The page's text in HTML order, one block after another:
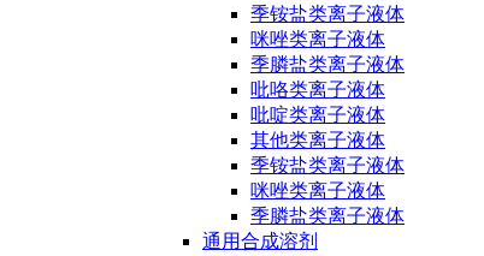
季铵盐类离子液体
咪唑类离子液体
季膦盐类离子液体
吡咯类离子液体
吡啶类离子液体
其他类离子液体
季铵盐类离子液体
咪唑类离子液体
季膦盐类离子液体
通用合成溶剂